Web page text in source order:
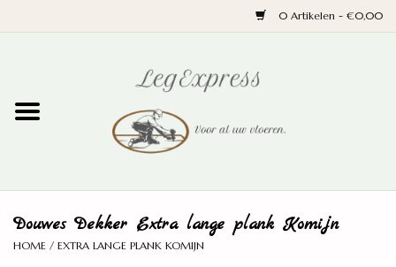
0 Artikelen - €0,00
Parket
Douwes Dekker Extra lange plank Komijn
HOME / EXTRA LANGE PLANK KOMIJN